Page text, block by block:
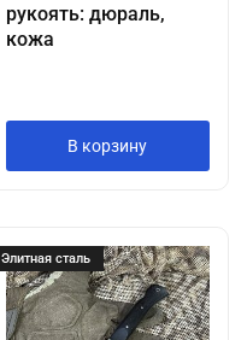
рукоять: дюраль,
кожа
Ручная работа
В корзину
Элитная сталь